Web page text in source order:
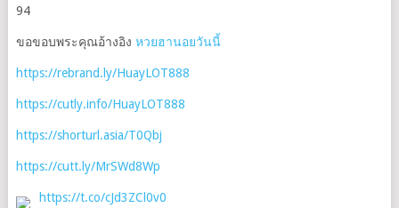
94
ขอขอบพระคุณอ้างอิง หวยฮานอยวันนี้
https://rebrand.ly/HuayLOT888
https://cutly.info/HuayLOT888
https://shorturl.asia/T0Qbj
https://cutt.ly/MrSWd8Wp
https://t.co/cJd3ZCl0v0